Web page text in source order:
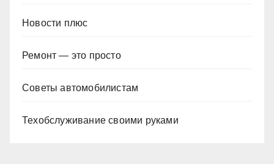
Новости плюс
Ремонт — это просто
Советы автомобилистам
Техобслуживание своими руками